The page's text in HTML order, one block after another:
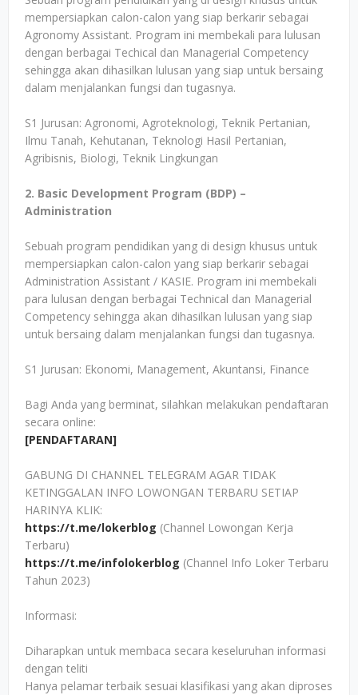
mempersiapkan calon-calon yang siap berkarir sebagai
Agronomy Assistant. Program ini membekali para lulusan
dengan berbagai Techical dan Managerial Competency
sehingga akan dihasilkan lulusan yang siap untuk bersaing
dalam menjalankan fungsi dan tugasnya.
S1 Jurusan: Agronomi, Agroteknologi, Teknik Pertanian,
Ilmu Tanah, Kehutanan, Teknologi Hasil Pertanian,
Agribisnis, Biologi, Teknik Lingkungan
2. Basic Development Program (BDP) –
Administration
Sebuah program pendidikan yang di design khusus untuk
mempersiapkan calon-calon yang siap berkarir sebagai
Administration Assistant / KASIE. Program ini membekali
para lulusan dengan berbagai Technical dan Managerial
Competency sehingga akan dihasilkan lulusan yang siap
untuk bersaing dalam menjalankan fungsi dan tugasnya.
S1 Jurusan: Ekonomi, Management, Akuntansi, Finance
Bagi Anda yang berminat, silahkan melakukan pendaftaran
secara online:
[PENDAFTARAN]
GABUNG DI CHANNEL TELEGRAM AGAR TIDAK
KETINGGALAN INFO LOWONGAN TERBARU SETIAP
HARINYA KLIK:
https://t.me/lokerblog (Channel Lowongan Kerja
Terbaru)
https://t.me/infolokerblog (Channel Info Loker Terbaru
Tahun 2023)
Informasi:
Diharapkan untuk membaca secara keseluruhan informasi
dengan teliti
Hanya pelamar terbaik sesuai klasifikasi yang akan diproses